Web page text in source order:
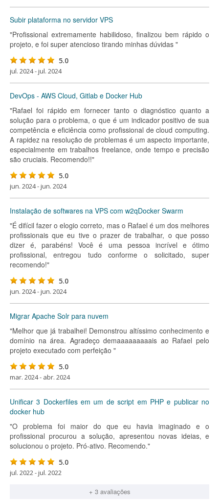
Subir plataforma no servidor VPS
"Profissional extremamente habilidoso, finalizou bem rápido o
projeto, e foi super atencioso tirando minhas dúvidas "
5.0
jul. 2024 - jul. 2024
DevOps - AWS Cloud, Gitlab e Docker Hub
"Rafael foi rápido em fornecer tanto o diagnóstico quanto a
solução para o problema, o que é um indicador positivo de sua
competência e eficiência como profissional de cloud computing.
A rapidez na resolução de problemas é um aspecto importante,
especialmente em trabalhos freelance, onde tempo e precisão
são cruciais. Recomendo!!"
5.0
jun. 2024 - jun. 2024
Instalação de softwares na VPS com w2qDocker Swarm
"É difícil fazer o elogio correto, mas o Rafael é um dos melhores
profissionais que eu tive o prazer de trabalhar, o que posso
dizer é, parabéns! Você é uma pessoa incrível e ótimo
profissional, entregou tudo conforme o solicitado, super
recomendo!"
5.0
jun. 2024 - jun. 2024
Migrar Apache Solr para nuvem
"Melhor que já trabalhei! Demonstrou altíssimo conhecimento e
domínio na área. Agradeço demaaaaaaaaais ao Rafael pelo
projeto executado com perfeição "
5.0
mar. 2024 - abr. 2024
Unificar 3 Dockerfiles em um de script em PHP e publicar no
docker hub
"O problema foi maior do que eu havia imaginado e o
profissional procurou a solução, apresentou novas ideias, e
solucionou o projeto. Pró-ativo. Recomendo."
5.0
jul. 2022 - jul. 2022
+ 3 avaliações